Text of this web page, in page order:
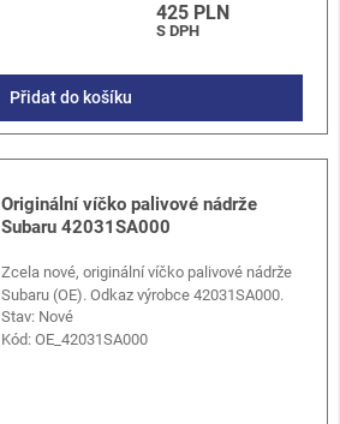
425 PLN
S DPH
Přidat do košíku
Originální víčko palivové nádrže
Subaru 42031SA000
Zcela nové, originální víčko palivové nádrže
Subaru (OE). Odkaz výrobce 42031SA000.
Stav: Nové
Kód:OE_42031SA000